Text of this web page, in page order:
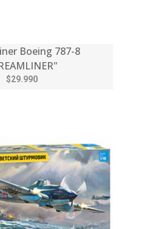
Boeing 787-8
$29.990